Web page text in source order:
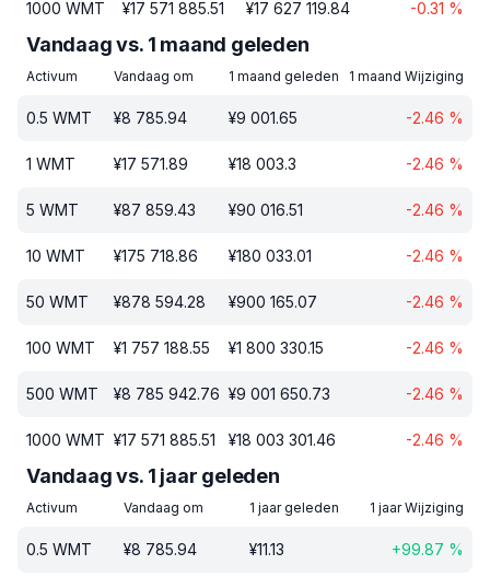
1000 WMT ¥17 571 885.51 ¥17 627 119.84 -0.31 %
Vandaag vs. 1 maand geleden
Activum Vandaag om 1 maand geleden 1 maand Wijziging
0.5 WMT ¥8 785.94 ¥9 001.65 -2.46 %
1 WMT ¥17 571.89 ¥18 003.3 -2.46 %
5 WMT ¥87 859.43 ¥90 016.51 -2.46 %
10 WMT ¥175 718.86 ¥180 033.01 -2.46 %
50 WMT ¥878 594.28 ¥900 165.07 -2.46 %
100 WMT ¥1 757 188.55 ¥1 800 330.15 -2.46 %
500 WMT ¥8 785 942.76 ¥9 001 650.73 -2.46 %
1000 WMT ¥17 571 885.51 ¥18 003 301.46 -2.46 %
Vandaag vs. 1 jaar geleden
Activum Vandaag om 1 jaar geleden 1 jaar Wijziging
0.5 WMT ¥8 785.94 ¥11.13 +99.87 %